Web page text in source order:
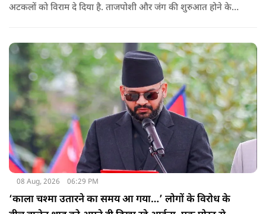
अटकलों को विराम दे दिया है. ताजपोशी और जंग की शुरुआत होने के
08 Aug, 2026 06:29 PM
‘काला चश्मा उतारने का समय आ गया…’ लोगों के विरोध के